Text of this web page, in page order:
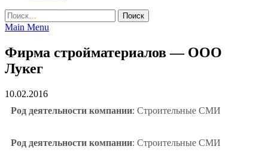
Найти:
Main Menu
Фирма стройматериалов — ООО
Лукег
10.02.2016
Род деятельности компании: Строительные СМИ
Род деятельности компании: Строительные СМИ